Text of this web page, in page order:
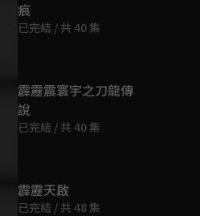
痕
已完結 / 共 40 集
霹靂震寰宇之刀龍傳
說
已完結 / 共 40 集
霹靂天啟
已完結 / 共 48 集